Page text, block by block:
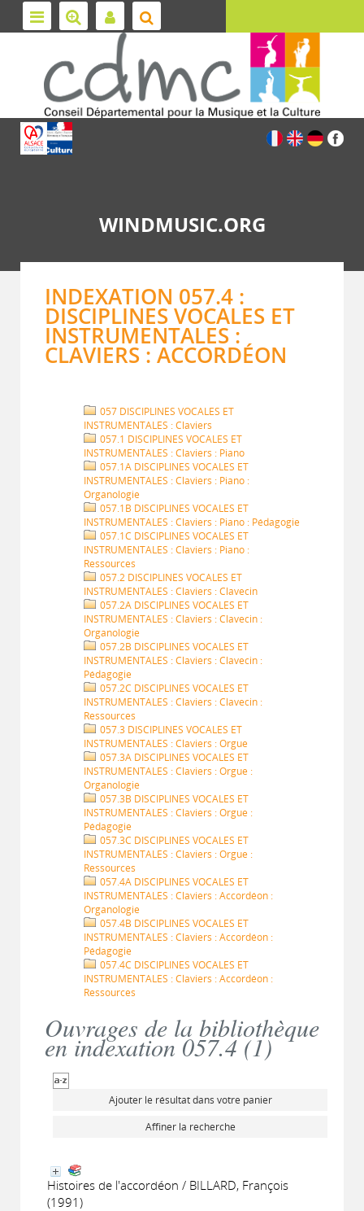
WINDMUSIC.ORG
INDEXATION 057.4 :
DISCIPLINES VOCALES ET
INSTRUMENTALES :
CLAVIERS : ACCORDÉON
057 DISCIPLINES VOCALES ET
INSTRUMENTALES : Claviers
057.1 DISCIPLINES VOCALES ET
INSTRUMENTALES : Claviers : Piano
057.1A DISCIPLINES VOCALES ET
INSTRUMENTALES : Claviers : Piano :
Organologie
057.1B DISCIPLINES VOCALES ET
INSTRUMENTALES : Claviers : Piano : Pédagogie
057.1C DISCIPLINES VOCALES ET
INSTRUMENTALES : Claviers : Piano :
Ressources
057.2 DISCIPLINES VOCALES ET
INSTRUMENTALES : Claviers : Clavecin
057.2A DISCIPLINES VOCALES ET
INSTRUMENTALES : Claviers : Clavecin :
Organologie
057.2B DISCIPLINES VOCALES ET
INSTRUMENTALES : Claviers : Clavecin :
Pédagogie
057.2C DISCIPLINES VOCALES ET
INSTRUMENTALES : Claviers : Clavecin :
Ressources
057.3 DISCIPLINES VOCALES ET
INSTRUMENTALES : Claviers : Orgue
057.3A DISCIPLINES VOCALES ET
INSTRUMENTALES : Claviers : Orgue :
Organologie
057.3B DISCIPLINES VOCALES ET
INSTRUMENTALES : Claviers : Orgue :
Pédagogie
057.3C DISCIPLINES VOCALES ET
INSTRUMENTALES : Claviers : Orgue :
Ressources
057.4A DISCIPLINES VOCALES ET
INSTRUMENTALES : Claviers : Accordéon :
Organologie
057.4B DISCIPLINES VOCALES ET
INSTRUMENTALES : Claviers : Accordéon :
Pédagogie
057.4C DISCIPLINES VOCALES ET
INSTRUMENTALES : Claviers : Accordéon :
Ressources
Ouvrages de la bibliothèque
en indexation 057.4 (1)
Ajouter le résultat dans votre panier
Affiner la recherche
Histoires de l'accordéon / BILLARD, François
(1991)